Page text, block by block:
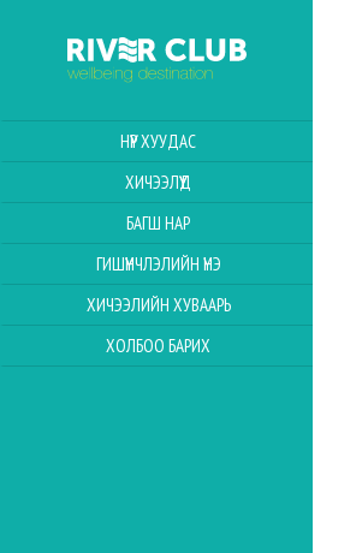
НҮҮР ХУУДАС
ХИЧЭЭЛҮҮД
БАГШ НАР
ГИШҮҮНЧЛЭЛИЙН ҮНЭ
ХИЧЭЭЛИЙН ХУВААРЬ
ХОЛБОО БАРИХ